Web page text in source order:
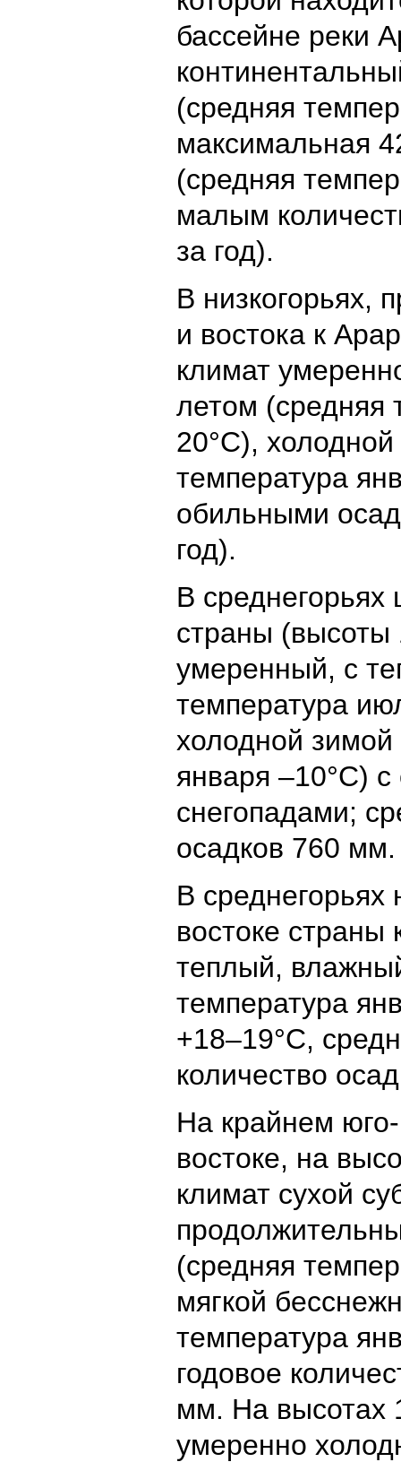
бассейне реки
(средняя
максимальная
(средняя
малым
за год).
В низкогорьях,
и востока к
климат
летом (средняя
20°С),
температура
обильными
год).
В среднегорьях
страны (высоты
умеренный, с
температура
холодной зимой
января –10°С)
снегопадами;
осадков 760 мм.
В среднегорьях
востоке
теплый,
температура
+18–19°С,
количество
На крайнем
востоке, на
климат сухой
(средняя
мягкой
температура
годовое
мм. На высотах
умеренно